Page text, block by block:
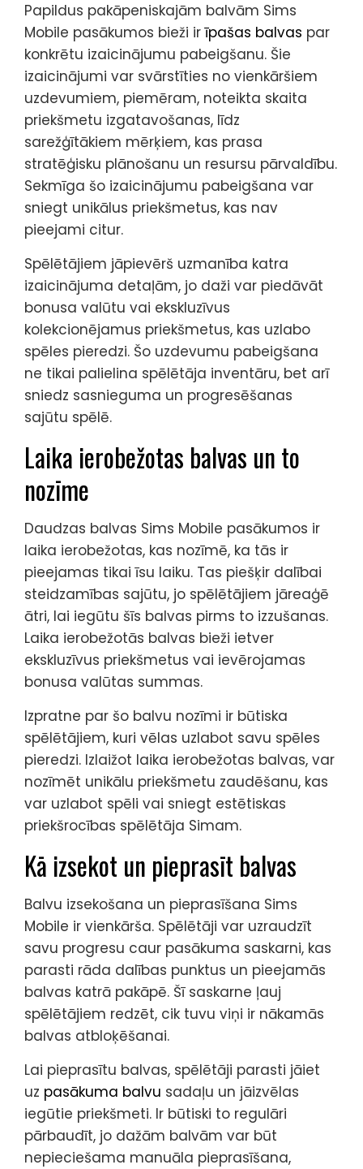
Papildus pakāpeniskajām balvām Sims
Mobile pasākumos bieži irīpašas balvas par
konkrētu izaicinājumu pabeigšanu. Šie
izaicinājumi var svārstīties no vienkāršiem
uzdevumiem, piemēram, noteikta skaita
priekšmetu izgatavošanas, līdz
sarežģītākiem mērķiem, kas prasa
stratēģisku plānošanu un resursu pārvaldību.
Sekmīga šo izaicinājumu pabeigšana var
sniegt unikālus priekšmetus, kas nav
pieejami citur.
Spēlētājiem jāpievērš uzmanība katra
izaicinājuma detaļām, jo daži var piedāvāt
bonusa valūtu vai ekskluzīvus
kolekcionējamus priekšmetus, kas uzlabo
spēles pieredzi. Šo uzdevumu pabeigšana
ne tikai palielina spēlētāja inventāru, bet arī
sniedz sasnieguma un progresēšanas
sajūtu spēlē.
Laika ierobežotas balvas un to
nozīme
Daudzas balvas Sims Mobile pasākumos ir
laika ierobežotas, kas nozīmē, ka tās ir
pieejamas tikai īsu laiku. Tas piešķir dalībai
steidzamības sajūtu, jo spēlētājiem jāreaģē
ātri, lai iegūtu šīs balvas pirms to izzušanas.
Laika ierobežotās balvas bieži ietver
ekskluzīvus priekšmetus vai ievērojamas
bonusa valūtas summas.
Izpratne par šo balvu nozīmi ir būtiska
spēlētājiem, kuri vēlas uzlabot savu spēles
pieredzi. Izlaižot laika ierobežotas balvas, var
nozīmēt unikālu priekšmetu zaudēšanu, kas
var uzlabot spēli vai sniegt estētiskas
priekšrocības spēlētāja Simam.
Kā izsekot un pieprasīt balvas
Balvu izsekošana un pieprasīšana Sims
Mobile ir vienkārša. Spēlētāji var uzraudzīt
savu progresu caur pasākuma saskarni, kas
parasti rāda dalības punktus un pieejamās
balvas katrā pakāpē. Šī saskarne ļauj
spēlētājiem redzēt, cik tuvu viņi ir nākamās
balvas atbloķēšanai.
Lai pieprasītu balvas, spēlētāji parasti jāiet
uz pasākuma balvu sadaļu un jāizvēlas
iegūtie priekšmeti. Ir būtiski to regulāri
pārbaudīt, jo dažām balvām var būt
nepieciešama manuāla pieprasīšana,